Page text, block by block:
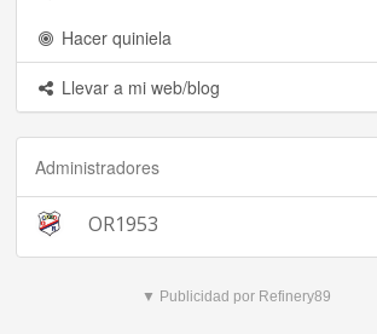
Hacer quiniela
Llevar a mi web/blog
Administradores
OR1953
▼ Publicidad por Refinery89